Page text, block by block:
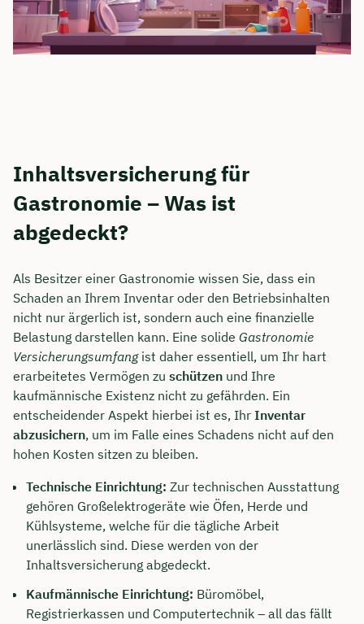
Inhaltsversicherung für
Gastronomie – Was ist
abgedeckt?
Als Besitzer einer Gastronomie wissen Sie, dass ein
Schaden an Ihrem Inventar oder den Betriebsinhalten
nicht nur ärgerlich ist, sondern auch eine finanzielle
Belastung darstellen kann. Eine solide Gastronomie
Versicherungsumfangist daher essentiell, um Ihr hart
erarbeitetes Vermögen zu schützen und Ihre
kaufmännische Existenz nicht zu gefährden. Ein
entscheidender Aspekt hierbei ist es, Ihr Inventar
abzusichern, um im Falle eines Schadens nicht auf den
hohen Kosten sitzen zu bleiben.
Technische Einrichtung: Zur technischen Ausstattung
gehören Großelektrogeräte wie Öfen, Herde und
Kühlsysteme, welche für die tägliche Arbeit
unerlässlich sind. Diese werden von der
Inhaltsversicherung abgedeckt.
Kaufmännische Einrichtung: Büromöbel,
Registrierkassen und Computertechnik – all das fällt